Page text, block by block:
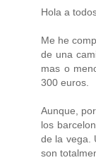
Hola a
Me he
de una
mas o
300 euros.
Aunque,
los
de la vega.
son